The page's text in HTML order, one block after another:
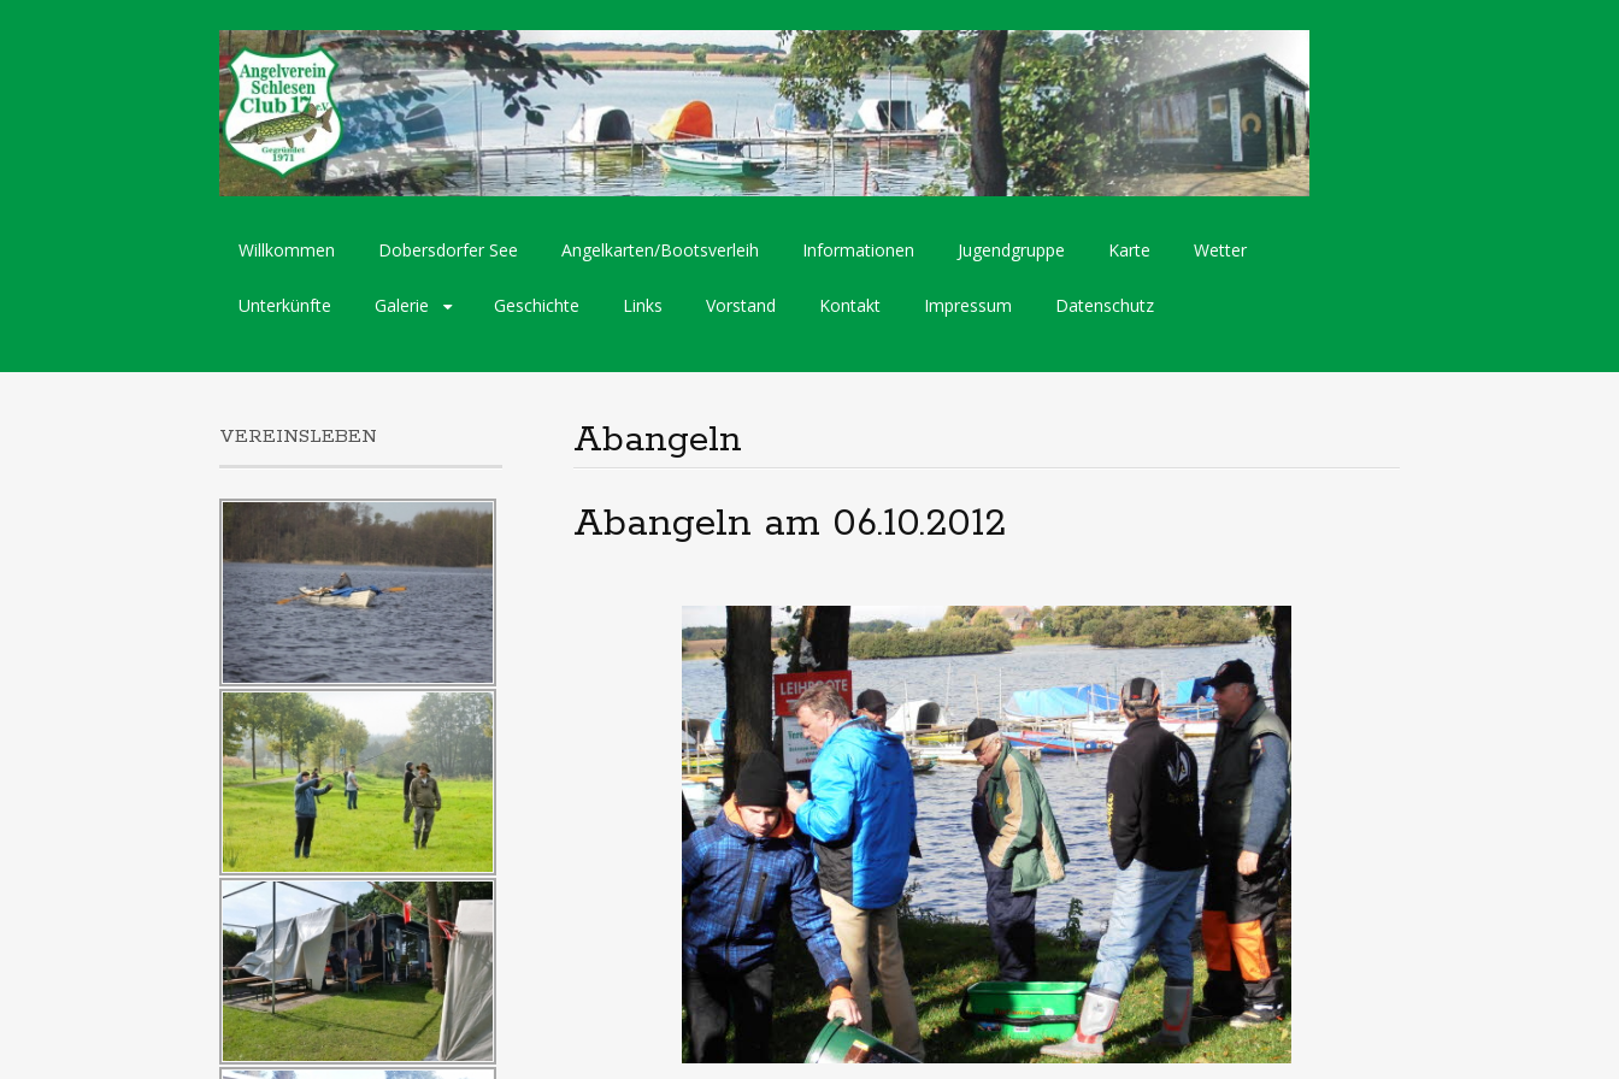
Skip
content
Willkommen Dobersdorfer See Angelkarten/Bootsverleih Informationen Jugendgruppe Karte Wetter
Unterkünfte Galerie Geschichte Links Vorstand Kontakt Impressum Datenschutz
Abangeln
Abangeln am 06.10.2012
VEREINSLEBEN